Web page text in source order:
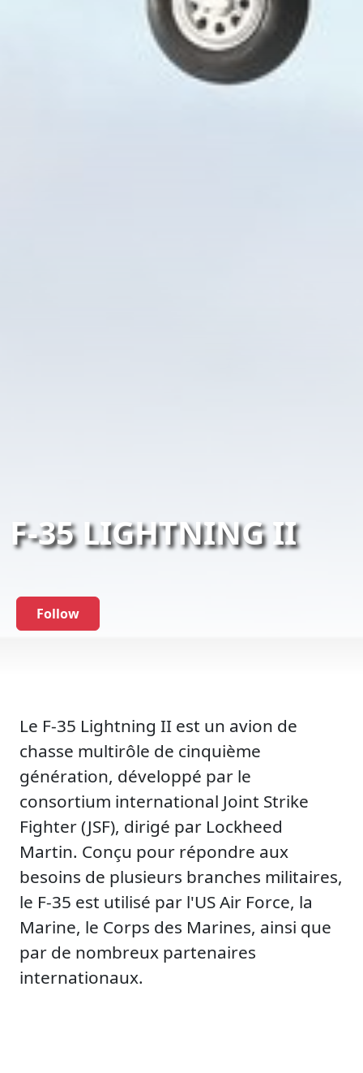
F-35 LIGHTNING II
Follow
Le F-35 Lightning II est un avion de
chasse multirôle de cinquième
génération, développé par le
consortium international Joint Strike
Fighter (JSF), dirigé par Lockheed
Martin. Conçu pour répondre aux
besoins de plusieurs branches militaires,
le F-35 est utilisé par l'US Air Force, la
Marine, le Corps des Marines, ainsi que
par de nombreux partenaires
internationaux.